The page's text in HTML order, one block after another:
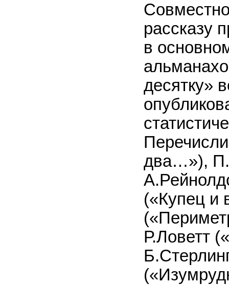
рассказу
в
десятку»
два…»),
(«Купец и
Р.Ловетт